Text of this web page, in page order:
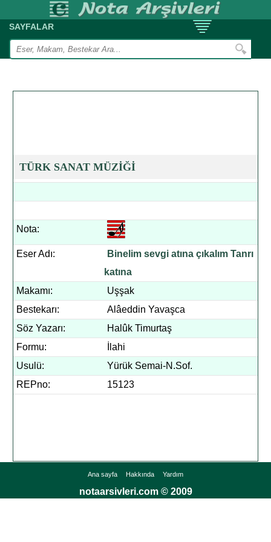
SAYFALAR
TÜRK SANAT MÜZİĞİ
Nota:
Eser Adı:
Binelim sevgi atına çıkalım Tanrı
katına
Makamı:
Uşşak
Bestekarı:
Alâeddin Yavaşca
Söz Yazarı:
Halûk Timurtaş
Formu:
İlahi
Usulü:
Yürük Semai-N.Sof.
REPno:
15123
Ana sayfa Hakkında Yardım
notaarsivleri.com © 2009